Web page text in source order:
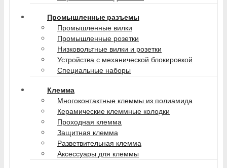
Промышленные разъемы
Промышленные вилки
Промышленные розетки
Низковольтные вилки и розетки
Устройства с механической блокировкой
Специальные наборы
Клемма
Многоконтактные клеммы из полиамида
Керамические клеммные колодки
Проходная клемма
Защитная клемма
Разветвительная клемма
Аксессуары для клеммы